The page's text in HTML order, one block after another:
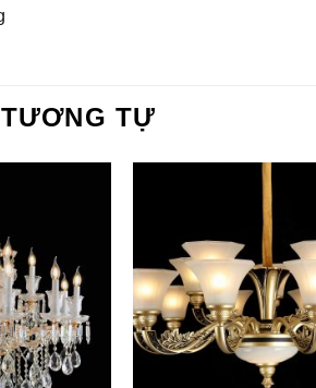
TỰ